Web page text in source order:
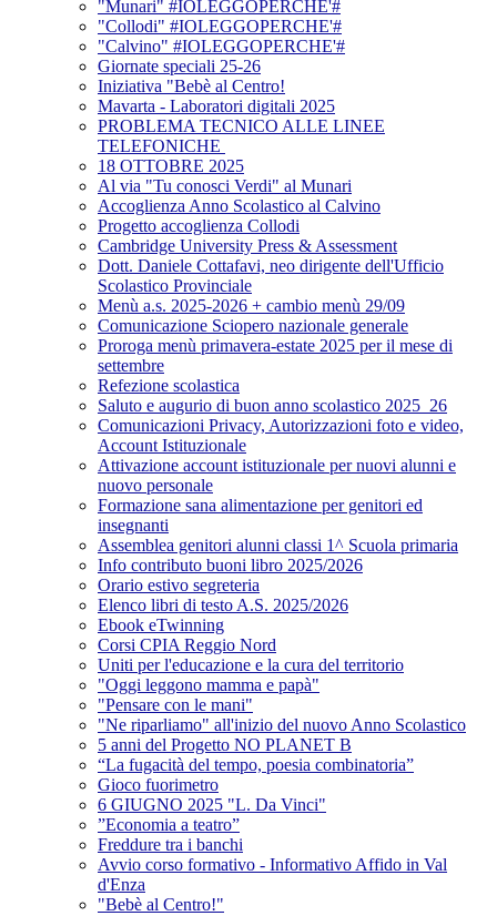
"Munari" #IOLEGGOPERCHE'#
"Collodi" #IOLEGGOPERCHE'#
"Calvino" #IOLEGGOPERCHE'#
Giornate speciali 25-26
Iniziativa "Bebè al Centro!
Mavarta - Laboratori digitali 2025
PROBLEMA TECNICO ALLE LINEE
TELEFONICHE
18 OTTOBRE 2025
Al via "Tu conosci Verdi" al Munari
Accoglienza Anno Scolastico al Calvino
Progetto accoglienza Collodi
Cambridge University Press & Assessment
Dott. Daniele Cottafavi, neo dirigente dell'Ufficio
Scolastico Provinciale
Menù a.s. 2025-2026 + cambio menù 29/09
Comunicazione Sciopero nazionale generale
Proroga menù primavera-estate 2025 per il mese di
settembre
Refezione scolastica
Saluto e augurio di buon anno scolastico 2025_26
Comunicazioni Privacy, Autorizzazioni foto e video,
Account Istituzionale
Attivazione account istituzionale per nuovi alunni e
nuovo personale
Formazione sana alimentazione per genitori ed
insegnanti
Assemblea genitori alunni classi 1^ Scuola primaria
Info contributo buoni libro 2025/2026
Orario estivo segreteria
Elenco libri di testo A.S. 2025/2026
Ebook eTwinning
Corsi CPIA Reggio Nord
Uniti per l'educazione e la cura del territorio
"Oggi leggono mamma e papà"
"Pensare con le mani"
"Ne riparliamo" all'inizio del nuovo Anno Scolastico
5 anni del Progetto NO PLANET B
“La fugacità del tempo, poesia combinatoria”
Gioco fuorimetro
6 GIUGNO 2025 "L. Da Vinci"
”Economia a teatro”
Freddure tra i banchi
Avvio corso formativo - Informativo Affido in Val
d'Enza
"Bebè al Centro!"